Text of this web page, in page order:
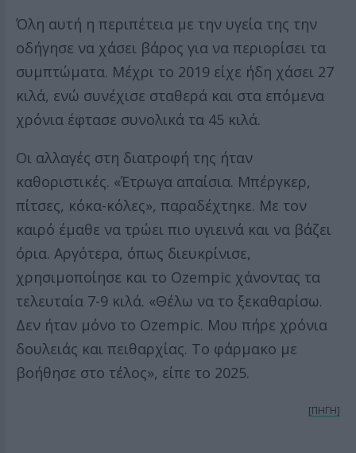
Όλη αυτή η περιπέτεια με την υγεία της την
οδήγησε να χάσει βάρος για να περιορίσει τα
συμπτώματα. Μέχρι το 2019 είχε ήδη χάσει 27
κιλά, ενώ συνέχισε σταθερά και στα επόμενα
χρόνια έφτασε συνολικά τα 45 κιλά.
Οι αλλαγές στη διατροφή της ήταν
καθοριστικές. «Έτρωγα απαίσια. Μπέργκερ,
πίτσες, κόκα-κόλες», παραδέχτηκε. Με τον
καιρό έμαθε να τρώει πιο υγιεινά και να βάζει
όρια. Αργότερα, όπως διευκρίνισε,
χρησιμοποίησε και το Ozempic χάνοντας τα
τελευταία 7-9 κιλά. «Θέλω να το ξεκαθαρίσω.
Δεν ήταν μόνο το Ozempic. Μου πήρε χρόνια
δουλειάς και πειθαρχίας. Το φάρμακο με
βοήθησε στο τέλος», είπε το 2025.
[ΠΗΓΗ]